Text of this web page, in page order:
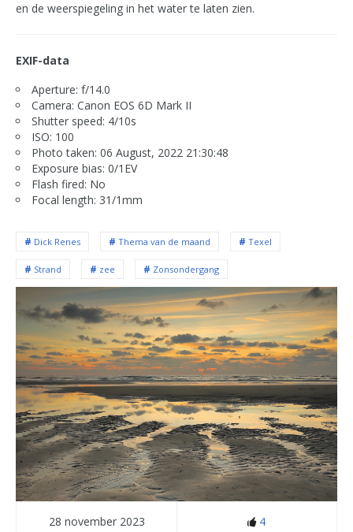
en de weerspiegeling in het water te laten zien.
EXIF-data
Aperture: f/14.0
Camera: Canon EOS 6D Mark II
Shutter speed: 4/10s
ISO: 100
Photo taken: 06 August, 2022 21:30:48
Exposure bias: 0/1EV
Flash fired: No
Focal length: 31/1mm
Dick Renes Thema van de maand Texel
Strand zee Zonsondergang
28 november 2023 4